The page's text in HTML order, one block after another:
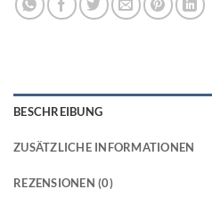
BESCHREIBUNG
ZUSÄTZLICHE INFORMATIONEN
REZENSIONEN (0)